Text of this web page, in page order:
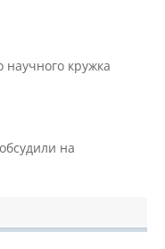
научного кружка
на